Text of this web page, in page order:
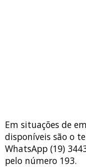
Em situações de
disponíveis são o
WhatsApp (19)
pelo número 193.